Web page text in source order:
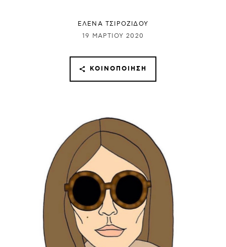
ΈΛΕΝΑ ΤΣΙΡΟΖΊΔΟΥ
19 ΜΑΡΤΊΟΥ 2020
ΚΟΙΝΟΠΟΊΗΣΗ